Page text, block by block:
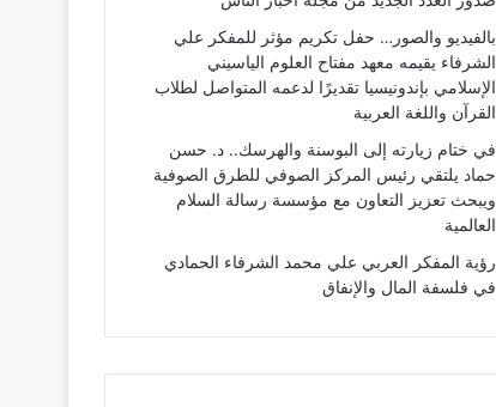
بالفيديو والصور… حفل تكريم مؤثر للمفكر علي
الشرفاء يقيمه معهد مفتاح العلوم الياسيني
الإسلامي بإندونيسيا تقديرًا لدعمه المتواصل لطلاب
القرآن واللغة العربية
في ختام زيارته إلى البوسنة والهرسك.. د. حسن
حماد يلتقي رئيس المركز الصوفي للطرق الصوفية
ويبحث تعزيز التعاون مع مؤسسة رسالة السلام
العالمية
رؤية المفكر العربي علي محمد الشرفاء الحمادي
في فلسفة المال والإنفاق